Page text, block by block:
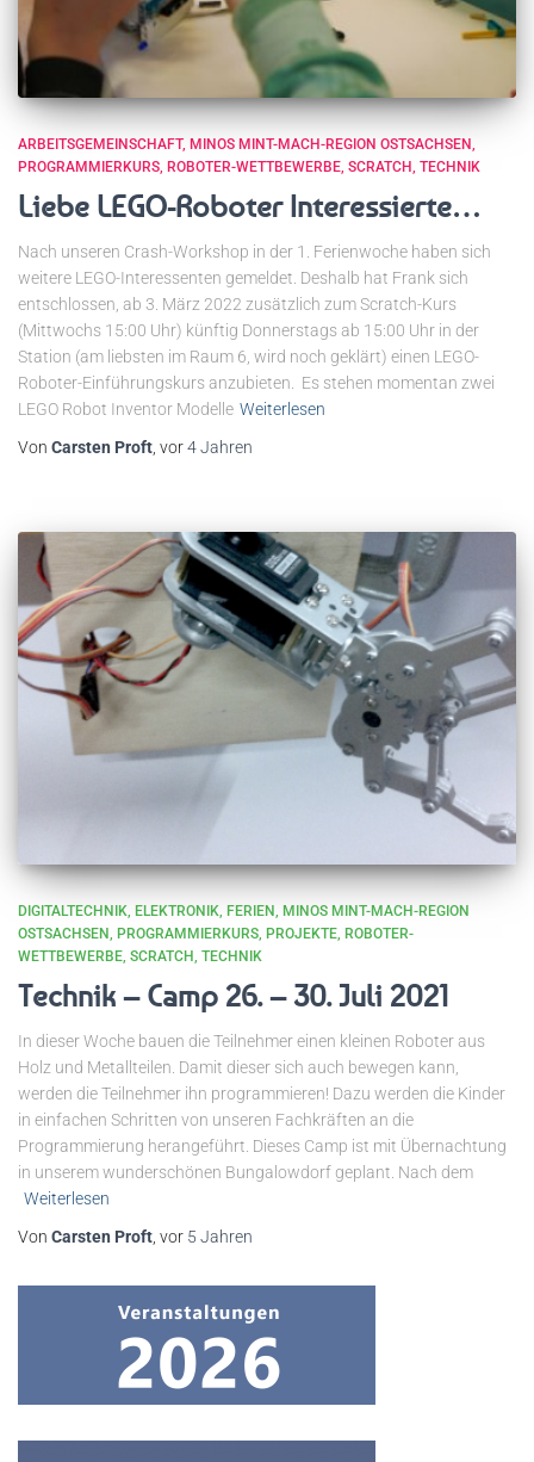
ARBEITSGEMEINSCHAFT MINOS MINT-MACH-REGION OSTSACHSEN
PROGRAMMIERKURS ROBOTER-WETTBEWERBE SCRATCH TECHNIK
Liebe LEGO-Roboter Interessierte…
Nach unseren Crash-Workshop in der 1. Ferienwoche haben sich
weitere LEGO-Interessenten gemeldet. Deshalb hat Frank sich
entschlossen, ab 3. März 2022 zusätzlich zum Scratch-Kurs
(Mittwochs 15:00 Uhr) künftig Donnerstags ab 15:00 Uhr in der
Station (am liebsten im Raum 6, wird noch geklärt) einen LEGO-
Roboter-Einführungskurs anzubieten. Es stehen momentan zwei
LEGO Robot Inventor Modelle Weiterlesen
Von Carsten Proft, vor4 Jahren
DIGITALTECHNIK ELEKTRONIK FERIEN MINOS MINT-MACH-REGION
OSTSACHSEN PROGRAMMIERKURS PROJEKTE ROBOTER-
WETTBEWERBE SCRATCH TECHNIK
Technik – Camp 26. – 30. Juli 2021
In dieser Woche bauen die Teilnehmer einen kleinen Roboter aus
Holz und Metallteilen. Damit dieser sich auch bewegen kann,
werden die Teilnehmer ihn programmieren! Dazu werden die Kinder
in einfachen Schritten von unseren Fachkräften an die
Programmierung herangeführt. Dieses Camp ist mit Übernachtung
in unserem wunderschönen Bungalowdorf geplant. Nach dem
Weiterlesen
Von Carsten Proft , vor 5 Jahren